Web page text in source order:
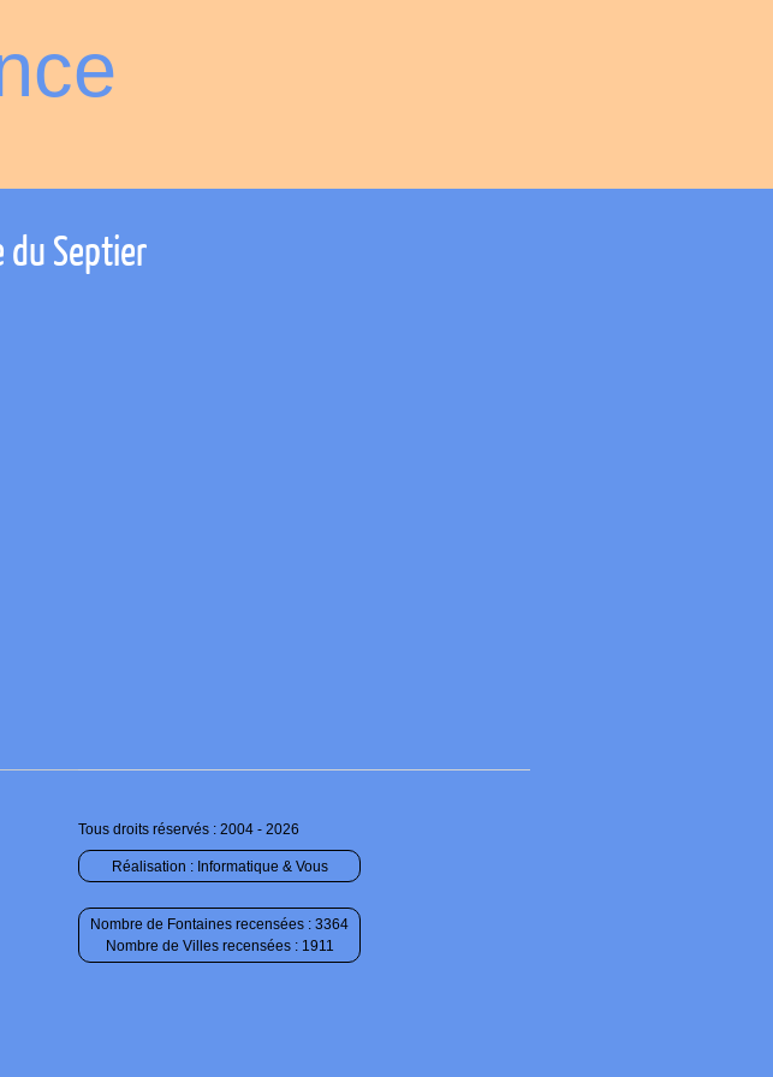
du Septier
Tous droits réservés : 2004 - 2026
Réalisation : Informatique & Vous
Nombre de Fontaines recensées : 3364
Nombre de Villes recensées : 1911